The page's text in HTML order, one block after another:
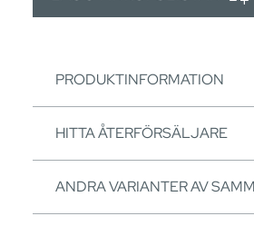
PRODUKTINFORMATION
HITTA ÅTERFÖRSÄLJARE
ANDRA VARIANTER AV